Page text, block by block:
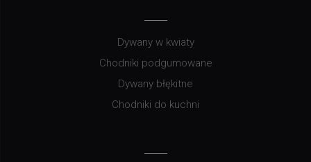
Dywany w kwiaty
Chodniki podgumowane
Dywany błękitne
Chodniki do kuchni